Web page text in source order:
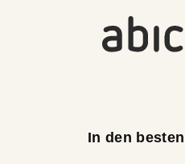
In den